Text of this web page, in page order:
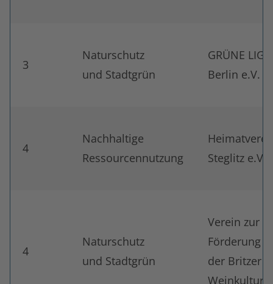
3
Naturschutz
und Stadtgrün
GRÜNE LIGA
Berlin e.V.
4
Nachhaltige
Ressourcennutzung
Steglitz e.V.
4
Naturschutz
und Stadtgrün
Verein zur
Förderung
der Britzer
Weinkultur